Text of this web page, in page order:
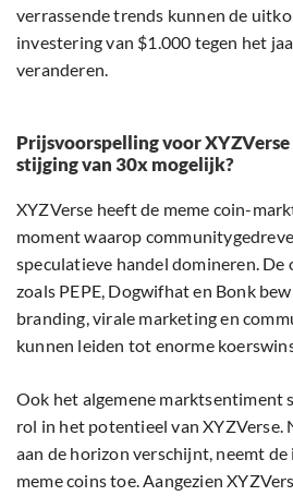
verrassende trends kunnen de
investering van $1.000 tegen het
veranderen.
Prijsvoorspelling voor XYZVerse
stijging van 30x mogelijk?
XYZVerse heeft de meme coin-
moment waarop
speculatieve handel domineren. De
zoals PEPE, Dogwifhat en Bonk
branding, virale marketing en
kunnen leiden tot enorme
Ook het algemene marktsentiment
rol in het potentieel van XYZVerse.
aan de horizon verschijnt, neemt
meme coins toe. Aangezien